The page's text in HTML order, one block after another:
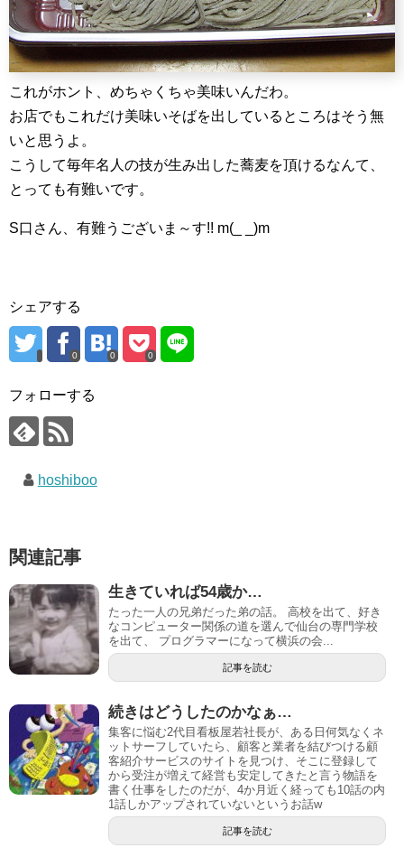
これがホント、めちゃくちゃ美味いんだわ。
お店でもこれだけ美味いそばを出しているところはそう無
いと思うよ。
こうして毎年名人の技が生み出した蕎麦を頂けるなんて、
とっても有難いです。
S口さん、有難うございま～す!! m(_ _)m
シェアする
0 0 0
フォローする
hoshiboo
関連記事
生きていれば54歳か…
たった一人の兄弟だった弟の話。 高校を出て、好き
なコンピューター関係の道を選んで仙台の専門学校
を出て、 プログラマーになって横浜の会...
記事を読む
続きはどうしたのかなぁ…
集客に悩む2代目看板屋若社長が、ある日何気なくネ
ットサーフしていたら、顧客と業者を結びつける顧
客紹介サービスのサイトを見つけ、そこに登録して
から受注が増えて経営も安定してきたと言う物語を
書く仕事をしたのだが、4か月近く経っても10話の内
1話しかアップされていないというお話w
記事を読む